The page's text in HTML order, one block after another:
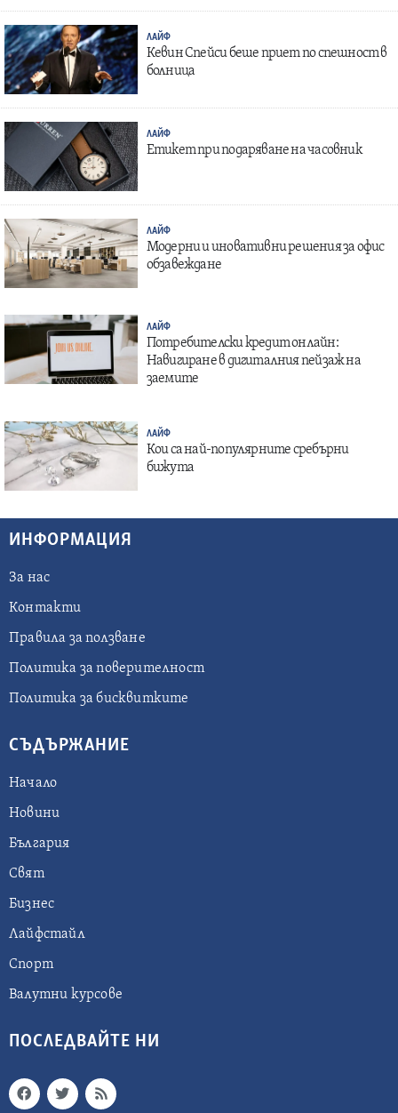
ЛАЙФ
Кевин Спейси беше приет по спешност в
болница
ЛАЙФ
Етикет при подаряване на часовник
ЛАЙФ
Модерни и иновативни решения за офис
обзавеждане
ЛАЙФ
Потребителски кредит онлайн:
Навигиране в дигиталния пейзаж на
заемите
ЛАЙФ
Кои са най-популярните сребърни
бижута
ИНФОРМАЦИЯ
За нас
Контакти
Правила за ползване
Политика за поверителност
Политика за бисквитките
СЪДЪРЖАНИЕ
Начало
Новини
България
Свят
Бизнес
Лайфстайл
Спорт
Валутни курсове
ПОСЛЕДВАЙТЕ НИ